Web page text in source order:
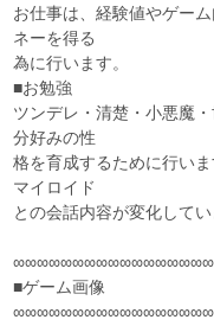
お仕事は、経験値やゲー
ネーを得る
為に行います。
■お勉強
ツンデレ・清楚・小悪魔
分好みの性
格を育成するために行い
マイロイド
との会話内容が変化して
■ゲーム画像